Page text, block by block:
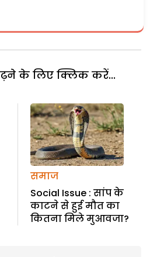
के लिए क्लिक करें...
समाज
Social Issue : सांप के
काटने से हुई मौत का
कितना मिले मुआवजा?